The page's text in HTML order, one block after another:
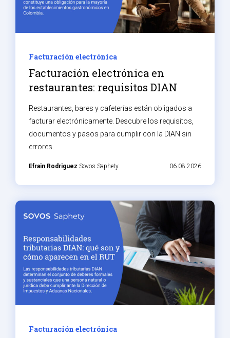
Facturación electrónica
Facturación electrónica en
restaurantes: requisitos DIAN
Restaurantes, bares y cafeterías están obligados a
facturar electrónicamente. Descubre los requisitos,
documentos y pasos para cumplir con la DIAN sin
errores.
Efrain Rodriguez Sovos Saphety 06.08.2026
Facturación electrónica